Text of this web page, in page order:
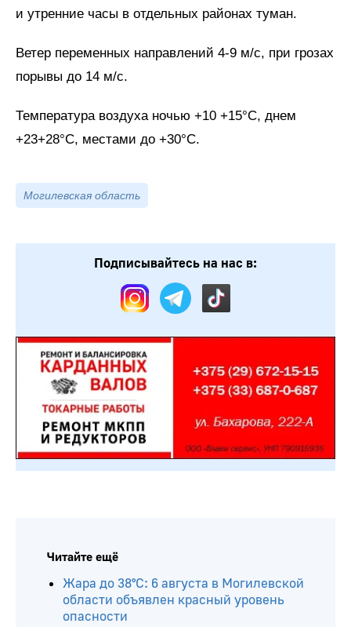
и утренние часы в отдельных районах туман.
Ветер переменных направлений 4-9 м/с, при грозах
порывы до 14 м/с.
Температура воздуха ночью +10 +15°С, днем
+23+28°С, местами до +30°С.
Могилевская область
Подписывайтесь на нас в:
Читайте ещё
Жара до 38°С: 6 августа в Могилевской
области объявлен красный уровень
опасности